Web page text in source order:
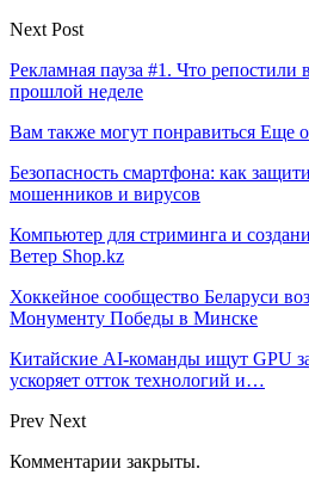
Next Post
Рекламная пауза #1. Что репостили
прошлой неделе
Вам также могут понравиться Еще
Безопасность смартфона: как
мошенников и вирусов
Компьютер для стриминга и
Ветер Shop.kz
Хоккейное сообщество Беларуси
Монументу Победы в Минске
Китайские AI-команды ищут GPU
ускоряет отток технологий и…
Prev Next
Комментарии закрыты.